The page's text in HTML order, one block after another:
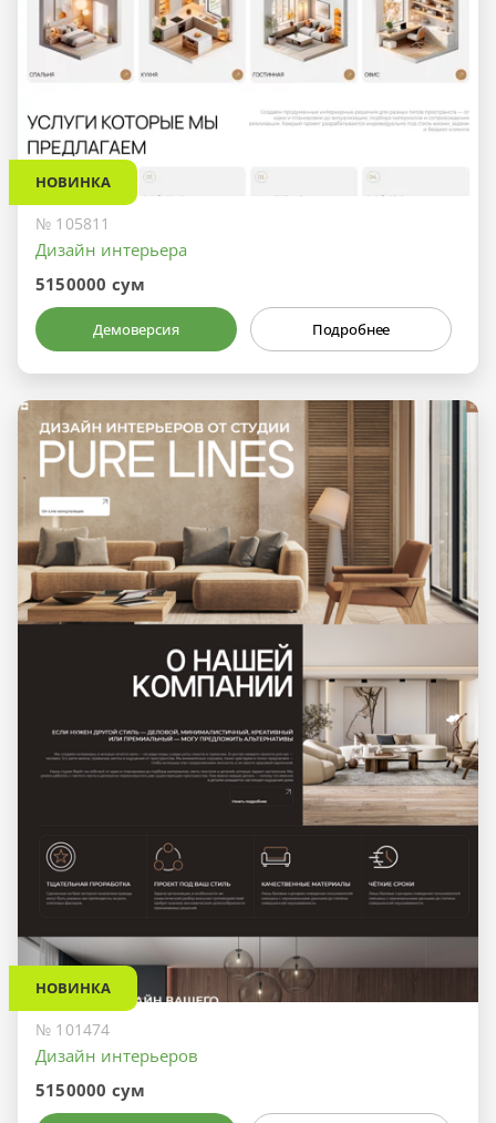
НОВИНКА
№ 105811
Дизайн интерьера
5150000 сум
Демоверсия Подробнее
НОВИНКА
№ 101474
Дизайн интерьеров
5150000 сум